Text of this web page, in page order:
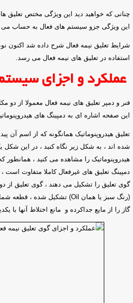
چنانی که خواهید دید این ویژگی مختص تعلیق
این ویژگی جزو سیستم های فعال به حساب می
شرایط تعلیق نیمه فعال شرح داده شد اکنون
استفاده در تعلیق های نیمه فعال می رسد.
عملکرد و اجزای
فنر و دمپر تعلیق های نیمه فعال معمولا از دو
این صفحه اشاره ای به دمپینگ های
تعلیق هیدروپنوماتیک همانگونه که از اسم آن
شده اند ، به شکل زیر نگاه کنید ، در این
هیدروپنوماتیک را مشاهده می کنید ، همانطور
دمپینگ تعلیق های غیرفعال کاملا متفاوت
گاز را از مایع جداکرده و مانع اختلاط آنها با